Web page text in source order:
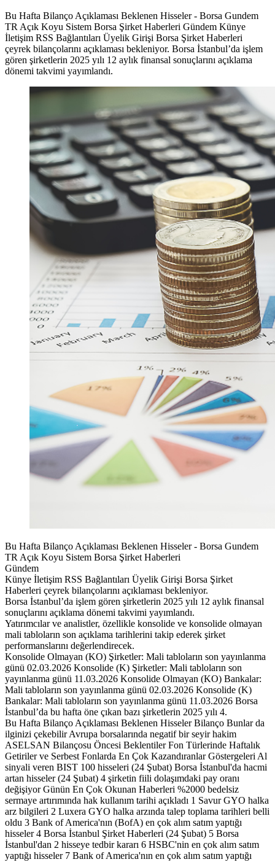
Bu Hafta Bilanço Açıklaması Beklenen Hisseler - Borsa Gundem
TR Açık Koyu Sistem Borsa Şirket Haberleri Gündem Künye
İletişim RSS Bağlantıları Üyelik Girişi Borsa Şirket Haberleri
çeyrek bilançolarını açıklaması bekleniyor. Borsa İstanbul’da işlem
gören şirketlerin 2025 yılı 12 aylık finansal sonuçlarını açıklama
dönemi takvimi yayımlandı.
Bu Hafta Bilanço Açıklaması Beklenen Hisseler - Borsa Gundem
TR Açık Koyu Sistem Borsa Şirket Haberleri
Gündem
Künye İletişim RSS Bağlantıları Üyelik Girişi Borsa Şirket
Haberleri çeyrek bilançolarını açıklaması bekleniyor.
Borsa İstanbul’da işlem gören şirketlerin 2025 yılı 12 aylık finansal
sonuçlarını açıklama dönemi takvimi yayımlandı.
Yatırımcılar ve analistler, özellikle konsolide ve konsolide olmayan
mali tabloların son açıklama tarihlerini takip ederek şirket
performanslarını değerlendirecek.
Konsolide Olmayan (KO) Şirketler: Mali tabloların son yayınlanma
günü 02.03.2026 Konsolide (K) Şirketler: Mali tabloların son
yayınlanma günü 11.03.2026 Konsolide Olmayan (KO) Bankalar:
Mali tabloların son yayınlanma günü 02.03.2026 Konsolide (K)
Bankalar: Mali tabloların son yayınlanma günü 11.03.2026 Borsa
İstanbul’da bu hafta öne çıkan bazı şirketlerin 2025 yılı 4.
Bu Hafta Bilanço Açıklaması Beklenen Hisseler Bilanço Bunlar da
ilginizi çekebilir Avrupa borsalarında negatif bir seyir hakim
ASELSAN Bilançosu Öncesi Beklentiler Fon Türlerinde Haftalık
Getiriler ve Serbest Fonlarda En Çok Kazandıranlar Göstergeleri Al
sinyali veren BIST 100 hisseleri (24 Şubat) Borsa İstanbul'da hacmi
artan hisseler (24 Şubat) 4 şirketin fiili dolaşımdaki pay oranı
değişiyor Günün En Çok Okunan Haberleri %2000 bedelsiz
sermaye artırımında hak kullanım tarihi açıkladı 1 Savur GYO halka
arz bilgileri 2 Luxera GYO halka arzında talep toplama tarihleri belli
oldu 3 Bank of America'nın (BofA) en çok alım satım yaptığı
hisseler 4 Borsa İstanbul Şirket Haberleri (24 Şubat) 5 Borsa
İstanbul'dan 2 hisseye tedbir kararı 6 HSBC'nin en çok alım satım
yaptığı hisseler 7 Bank of America'nın en çok alım satım yaptığı